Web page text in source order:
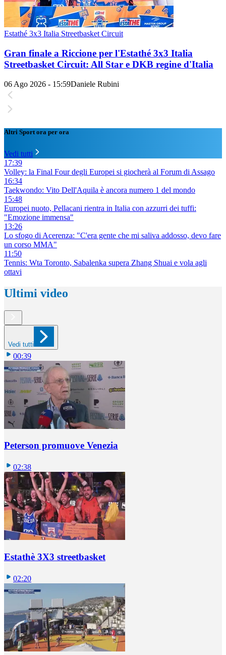
Estathé 3x3 Italia Streetbasket Circuit
Gran finale a Riccione per l'Estathé 3x3 Italia
Streetbasket Circuit: All Star e DKB regine d'Italia
06 Ago 2026 - 15:59Daniele Rubini
Altri Sport ora per ora
Vedi tutti
17:39
Volley: la Final Four degli Europei si giocherà al Forum di Assago
16:34
Taekwondo: Vito Dell'Aquila è ancora numero 1 del mondo
15:48
Europei nuoto, Pellacani rientra in Italia con azzurri dei tuffi:
"Emozione immensa"
13:26
Lo sfogo di Acerenza: "C'era gente che mi saliva addosso, devo fare
un corso MMA"
11:50
Tennis: Wta Toronto, Sabalenka supera Zhang Shuai e vola agli
ottavi
Ultimi video
Vedi tutti
00:39
Peterson promuove Venezia
02:38
Estathè 3X3 streetbasket
02:20